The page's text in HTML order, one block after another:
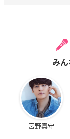
み
宮野真守